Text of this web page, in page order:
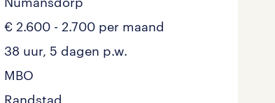
3
/ Verkoop 5
/ Catering
VWO 2
71
onderwijs
uur 20
uur 98
met uitzicht op vast 128
€ 2.600 - 2.700 per maand
38 uur, 5 dagen p.w.
MBO
Randstad